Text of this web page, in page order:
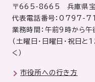
〒665-8665 兵庫県宝
代表電話番号：0797-
業務時間：午前9時から
（土曜日・日曜日・祝日
く）
市役所への行き方